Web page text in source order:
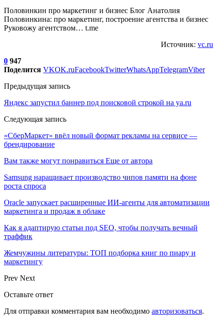
Половинкин про маркетинг и бизнес Блог Анатолия
Половинкина: про маркетинг, построение агентства и бизнес
Руковожу агентством… t.me
Источник: vc.ru
0 947
Поделится VKOK.ruFacebookTwitterWhatsAppTelegramViber
Предыдущая запись
Яндекс запустил баннер под поисковой строкой на ya.ru
Следующая запись
«СберМаркет» ввёл новый формат рекламы на сервисе —
брендирование
Вам также могут понравиться Еще от автора
Samsung наращивает производство чипов памяти на фоне
роста спроса
Oracle запускает расширенные ИИ‑агенты для автоматизации
маркетинга и продаж в облаке
Как я адаптирую статьи под SEO, чтобы получать вечный
траффик
Жемчужины литературы: ТОП подборка книг по пиару и
маркетингу
Prev Next
Оставьте ответ
Для отправки комментария вам необходимо авторизоваться.